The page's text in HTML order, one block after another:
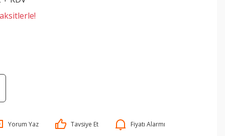
Yorum Yaz Tavsiye Et Fiyatı Alarmı